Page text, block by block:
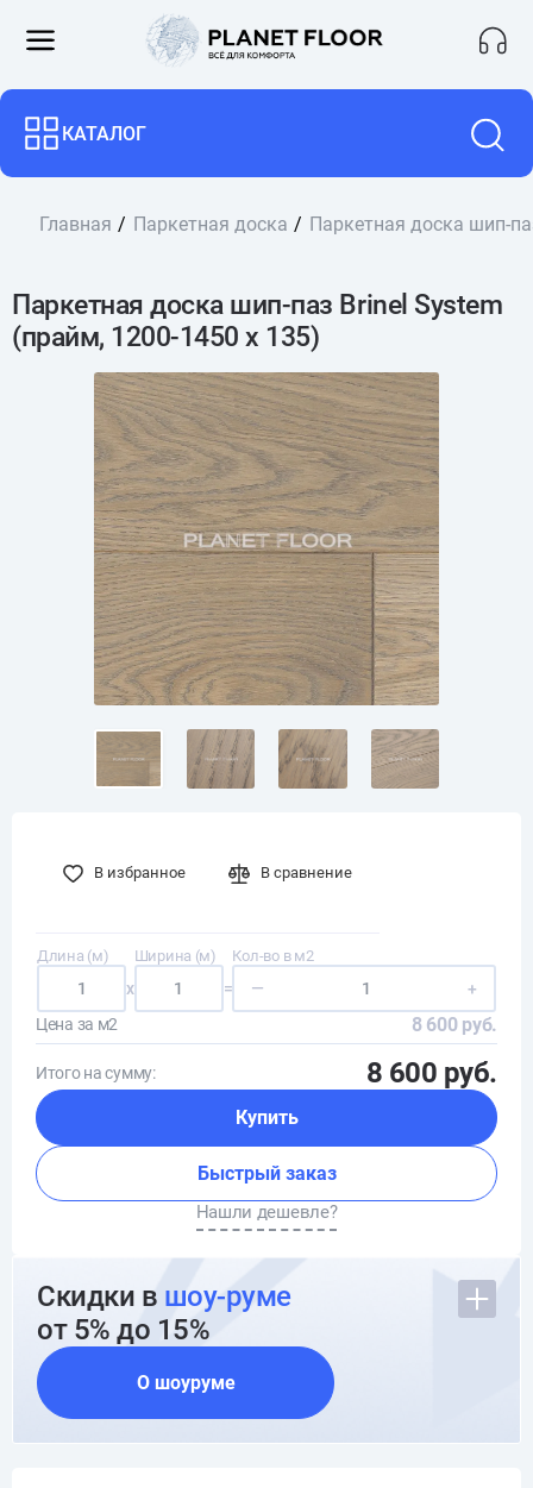
КАТАЛОГ
Главная Паркетная доска Паркетная доска шип-
Паркетная доска шип-паз Brinel System
(прайм, 1200-1450 х 135)
В избранное В сравнение
Длина (м)
x
Ширина (м)
=
Кол-во в м2
—
+
Цена за м2
8 600 руб.
Итого на сумму: 8 600 руб.
Купить
Быстрый заказ
Нашли дешевле?
Скидки в шоу-руме
от 5% до 15%
О шоуруме